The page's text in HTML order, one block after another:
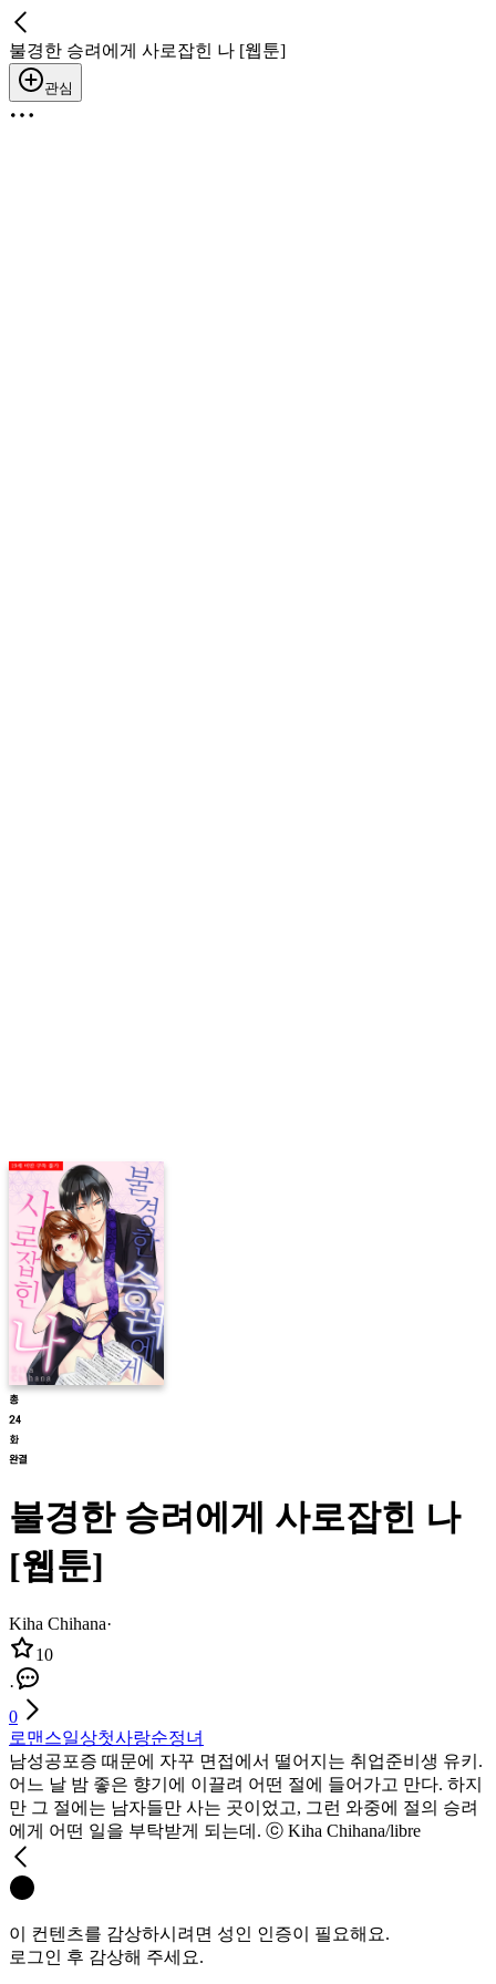
불경한 승려에게 사로잡힌 나 [웹툰]
관심
불경한 승려에게 사로잡힌 나
[웹툰]
Kiha Chihana·
10
·
0
로맨스일상첫사랑순정녀
남성공포증 때문에 자꾸 면접에서 떨어지는 취업준비생 유키.
어느 날 밤 좋은 향기에 이끌려 어떤 절에 들어가고 만다. 하지
만 그 절에는 남자들만 사는 곳이었고, 그런 와중에 절의 승려
에게 어떤 일을 부탁받게 되는데. ⓒ Kiha Chihana/libre
이 컨텐츠를 감상하시려면 성인 인증이 필요해요.
로그인 후 감상해 주세요.